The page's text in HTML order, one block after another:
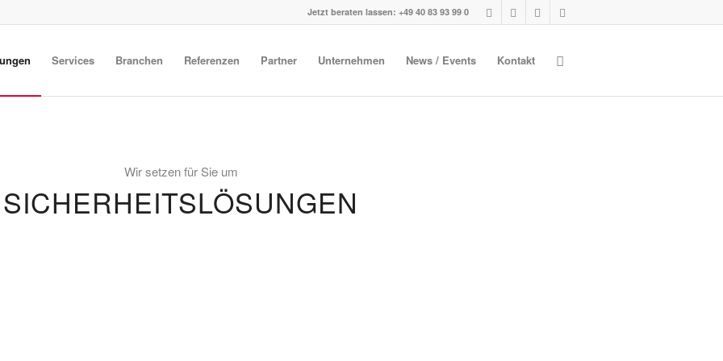
Jetzt beraten lassen: +49 40 83 93 99 0
Services Branchen Referenzen Partner Unternehmen News / Events Kontakt
Wir setzen für Sie um
SICHERHEITSLÖSUNGEN